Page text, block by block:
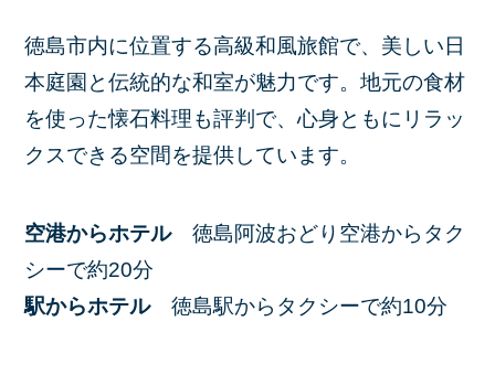
徳島市内に位置する高級和風旅館で、美しい日
本庭園と伝統的な和室が魅力です。​地元の食材
を使った懐石料理も評判で、心身ともにリラッ
クスできる空間を提供しています。​
空港からホテル徳島阿波おどり空港からタク
シーで約20分​
駅からホテル​徳島駅からタクシーで約10分​